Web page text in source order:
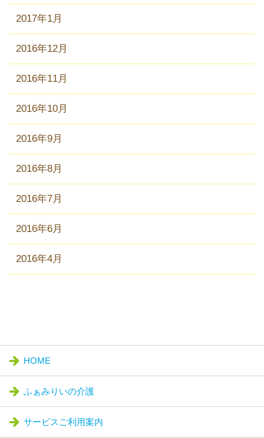
2017年1月
2016年12月
2016年11月
2016年10月
2016年9月
2016年8月
2016年7月
2016年6月
2016年4月
HOME
ふぁみりいの介護
サービスご利用案内